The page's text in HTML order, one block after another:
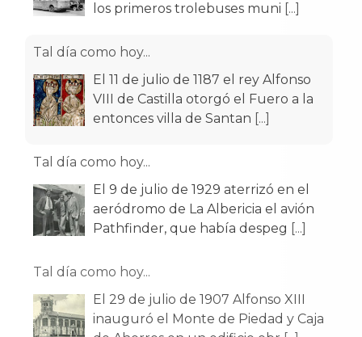
los primeros trolebuses muni [...]
Tal día como hoy...
El 11 de julio de 1187 el rey Alfonso
VIII de Castilla otorgó el Fuero a la
entonces villa de Santan [...]
Tal día como hoy...
El 9 de julio de 1929 aterrizó en el
aeródromo de La Albericia el avión
Pathfinder, que había despeg [...]
Tal día como hoy...
El 29 de julio de 1907 Alfonso XIII
inauguró el Monte de Piedad y Caja